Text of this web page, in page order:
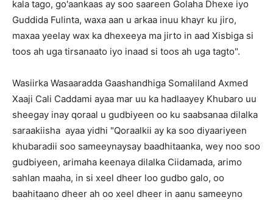
kala tago, go'aankaas ay soo saareen Golaha Dhexe iyo
Guddida Fulinta, waxa aan u arkaa inuu khayr ku jiro,
maxaa yeelay wax ka dhexeeya ma jirto in aad Xisbiga si
toos ah uga tirsanaato iyo inaad si toos ah uga tagto".
Wasiirka Wasaaradda Gaashandhiga Somaliland Axmed
Xaaji Cali Caddami ayaa mar uu ka hadlaayey Khubaro uu
sheegay inay qoraal u gudbiyeen oo ku saabsanaa dilalka
saraakiisha ayaa yidhi "Qoraalkii ay ka soo diyaariyeen
khubaradii soo sameeynaysay baadhitaanka, wey noo soo
gudbiyeen, arimaha keenaya dilalka Ciidamada, arimo
sahlan maaha, in si xeel dheer loo gudbo galo, oo
baahitaano dheer ah oo xeel dheer in aanu sameeyno